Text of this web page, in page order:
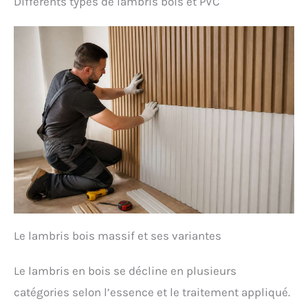
Le lambris bois massif et ses variantes
Le lambris en bois se décline en plusieurs
catégories selon l’essence et le traitement appliqué.